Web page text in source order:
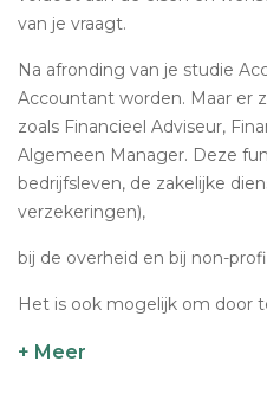
van je vraagt.
Na afronding van je studie
Accountant worden. Maar er
zoals Financieel Adviseur,
Algemeen Manager. Deze
bedrijfsleven, de zakelijke
verzekeringen),
bij de overheid en bij non-
Het is ook mogelijk om door
+ Meer